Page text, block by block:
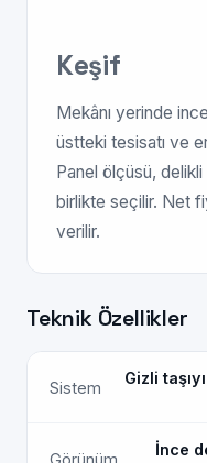
Keşif
Mekânı yerinde
üstteki tesisatı ve
Panel ölçüsü,
birlikte seçilir. Net
verilir.
Teknik Özellikler
Sistem
Gizli
Görünüm
İnce